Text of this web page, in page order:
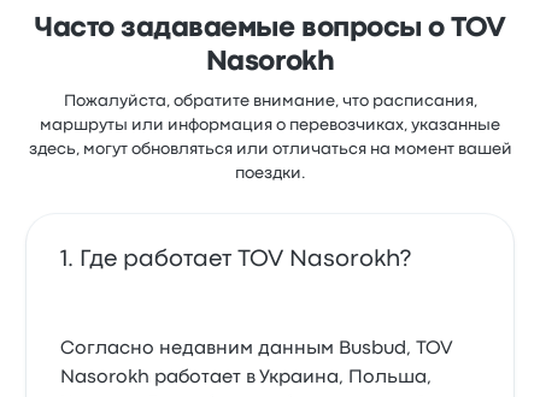
Часто задаваемые вопросы о TOV
Nasorokh
Пожалуйста, обратите внимание, что расписания,
маршруты или информация о перевозчиках, указанные
здесь, могут обновляться или отличаться на момент вашей
поездки.
Где работает TOV Nasorokh?
Согласно недавним данным Busbud, TOV
Nasorokh работает в Украина, Польша,